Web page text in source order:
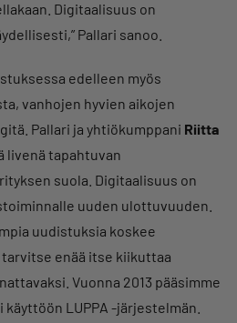
Digitaalisuus on
Pallari sanoo.
edelleen myös
vanhojen hyvien aikojen
Pallari ja yhtiökumppani Riitta
livenä tapahtuvan
suola. Digitaalisuus on
uuden ulottuvuuden.
uudistuksia koskee
tarvitse enää itse kiikuttaa
Vuonna 2013 pääsimme
LUPPA -järjestelmän.